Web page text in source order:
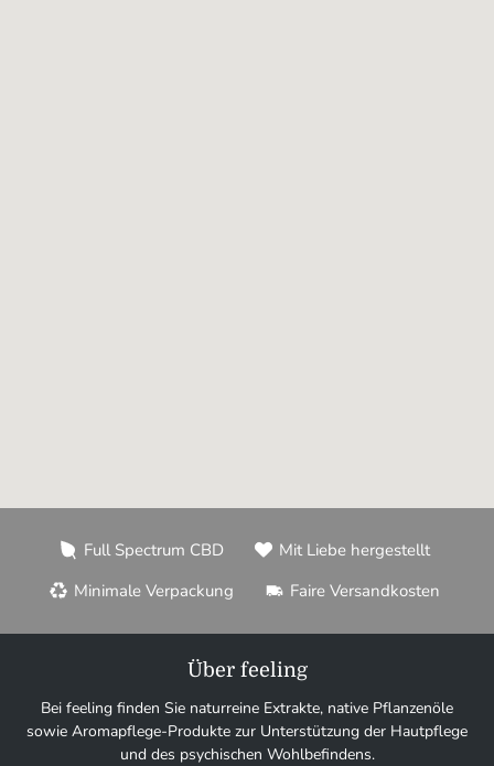
Full Spectrum CBD
Mit Liebe hergestellt
Minimale Verpackung
Faire Versandkosten
Über feeling
Bei feeling finden Sie naturreine Extrakte, native Pflanzenöle
sowie Aromapflege-Produkte zur Unterstützung der Hautpflege
und des psychischen Wohlbefindens.